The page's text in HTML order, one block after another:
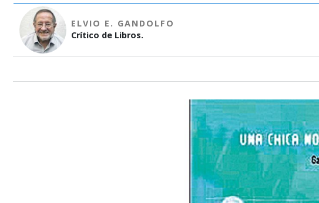
ELVIO E. GANDOLFO
Crítico de Libros.